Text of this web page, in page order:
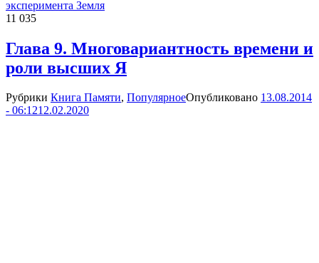
эксперимента Земля
11 035
Глава 9. Многовариантность времени и
роли высших Я
Рубрики Книга Памяти, ПопулярноеОпубликовано 13.08.2014
- 06:1212.02.2020